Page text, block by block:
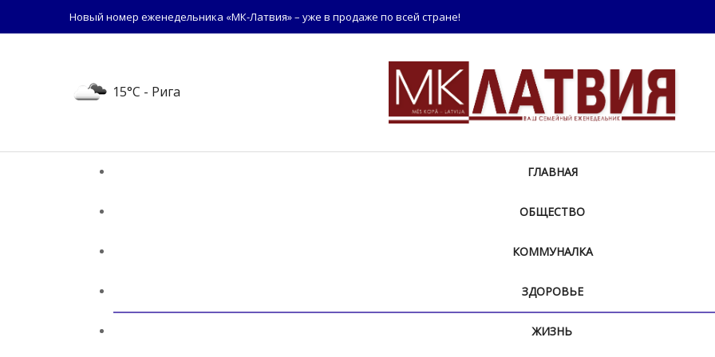
Новый номер еженедельника «МК-Латвия» – уже в продаже по всей стране!
15°C - Рига
ГЛАВНАЯ
ОБЩЕСТВО
КОММУНАЛКА
ЗДОРОВЬЕ
ЖИЗНЬ